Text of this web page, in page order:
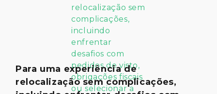
Para uma experiência de
relocalização sem complicações,